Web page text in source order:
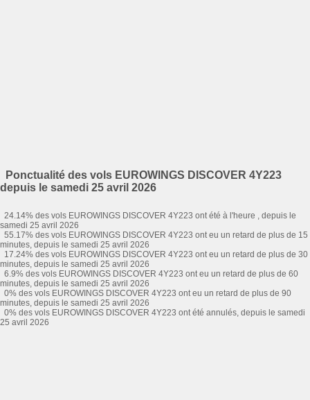
Ponctualité des vols EUROWINGS DISCOVER 4Y223
depuis le samedi 25 avril 2026
24.14% des vols EUROWINGS DISCOVER 4Y223 ont été à l'heure , depuis le
samedi 25 avril 2026
55.17% des vols EUROWINGS DISCOVER 4Y223 ont eu un retard de plus de 15
minutes, depuis le samedi 25 avril 2026
17.24% des vols EUROWINGS DISCOVER 4Y223 ont eu un retard de plus de 30
minutes, depuis le samedi 25 avril 2026
6.9% des vols EUROWINGS DISCOVER 4Y223 ont eu un retard de plus de 60
minutes, depuis le samedi 25 avril 2026
0% des vols EUROWINGS DISCOVER 4Y223 ont eu un retard de plus de 90
minutes, depuis le samedi 25 avril 2026
0% des vols EUROWINGS DISCOVER 4Y223 ont été annulés, depuis le samedi
25 avril 2026